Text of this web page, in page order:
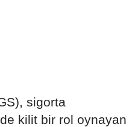
sigorta
kilit bir rol oynayan